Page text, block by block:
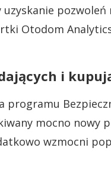
pozwoleń
Otodom
i
programu
mocno nowy
wzmocni